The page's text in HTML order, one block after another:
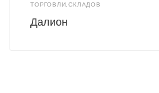
ТОРГОВЛИ,СКЛАДОВ
Далион